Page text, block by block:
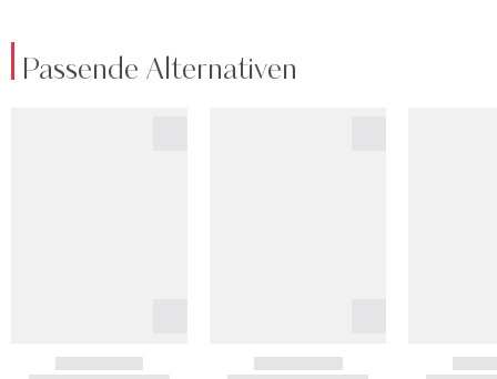
Passende Alternativen